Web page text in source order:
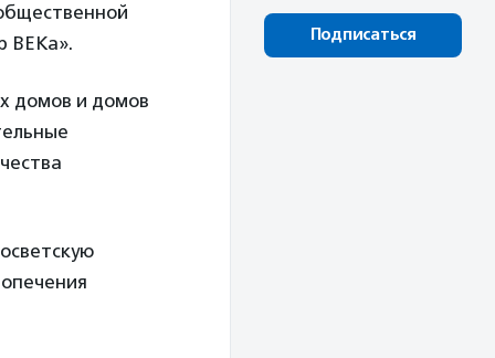
ВЕКа».
домов и домов
Подписаться